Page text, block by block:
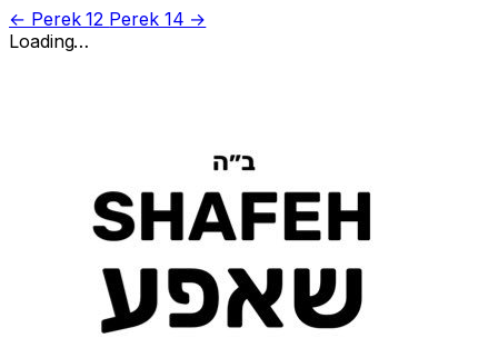
← Perek 12 Perek 14 →
Loading…